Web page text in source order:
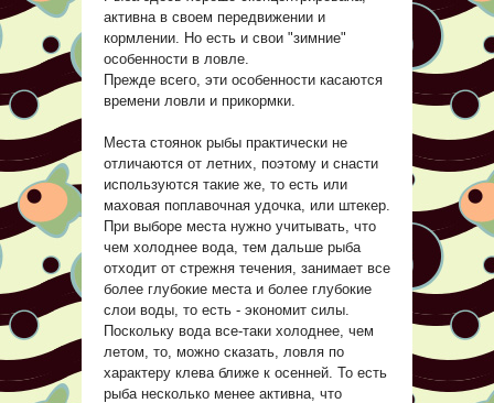
активна в своем передвижении и
кормлении. Но есть и свои "зимние"
особенности в ловле.
Прежде всего, эти особенности касаются
времени ловли и прикормки.
Места стоянок рыбы практически не
отличаются от летних, поэтому и снасти
используются такие же, то есть или
маховая поплавочная удочка, или штекер.
При выборе места нужно учитывать, что
чем холоднее вода, тем дальше рыба
отходит от стрежня течения, занимает все
более глубокие места и более глубокие
слои воды, то есть - экономит силы.
Поскольку вода все-таки холоднее, чем
летом, то, можно сказать, ловля по
характеру клева ближе к осенней. То есть
рыба несколько менее активна, что